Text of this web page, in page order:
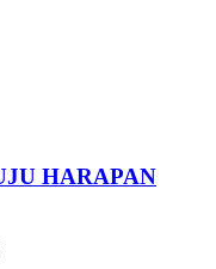
HARAPAN